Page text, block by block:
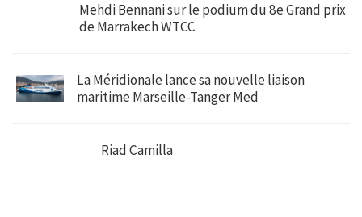
Mehdi Bennani sur le podium du 8e Grand prix
de Marrakech WTCC
La Méridionale lance sa nouvelle liaison
maritime Marseille-Tanger Med
Riad Camilla